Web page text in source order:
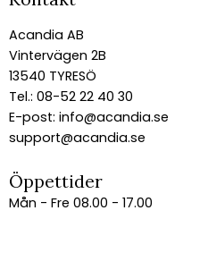
Acandia AB
Vintervägen 2B
13540 TYRESÖ
Tel.: 08-52 22 40 30
E-post: info@acandia.se
support@acandia.se
Öppettider
Mån - Fre 08.00 - 17.00